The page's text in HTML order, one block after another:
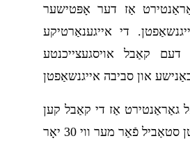
אַז דער אָפּטישער
די אייגענאַרטיקע
קאַבל אויסגעצייכנטע
גאַראַנטירט אַז די קאַבל קען